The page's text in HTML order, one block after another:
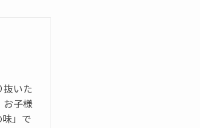
抜いた
お子様
」で